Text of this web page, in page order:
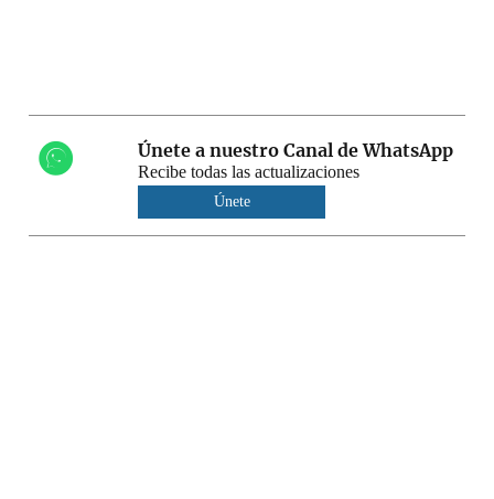
Únete a nuestro Canal de WhatsApp
Recibe todas las actualizaciones
Únete